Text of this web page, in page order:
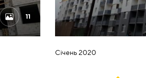
11
Січень 2020